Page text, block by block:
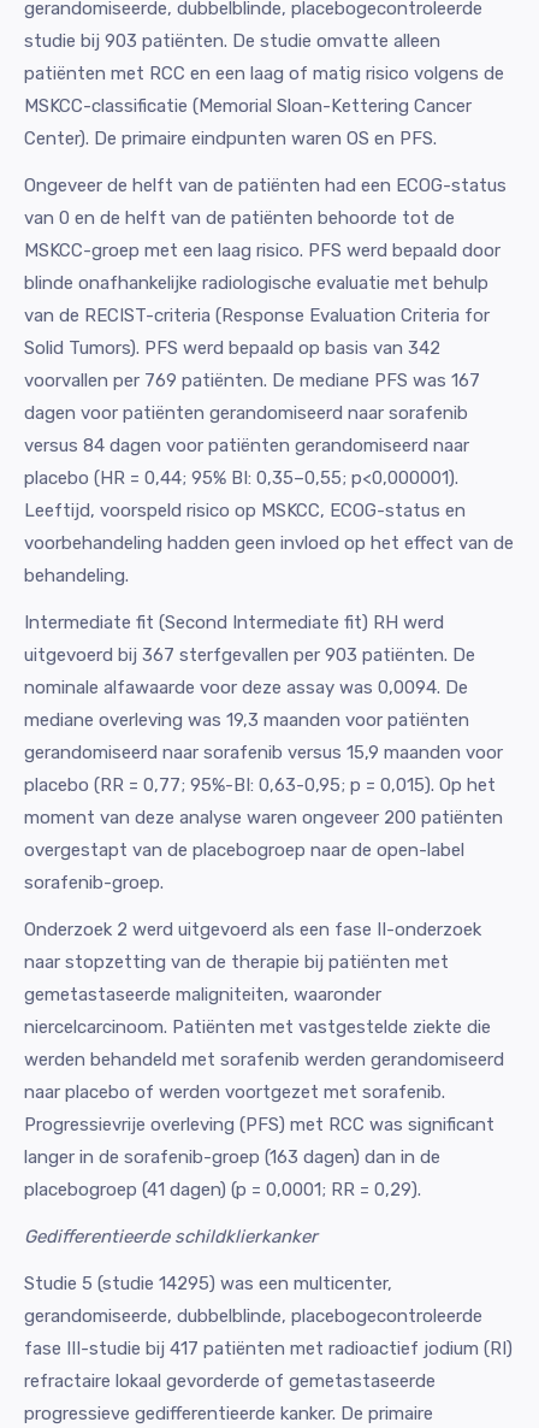
gerandomiseerde, dubbelblinde, placebogecontroleerde
studie bij 903 patiënten. De studie omvatte alleen
patiënten met RCC en een laag of matig risico volgens de
MSKCC-classificatie (Memorial Sloan-Kettering Cancer
Center). De primaire eindpunten waren OS en PFS.
Ongeveer de helft van de patiënten had een ECOG-status
van 0 en de helft van de patiënten behoorde tot de
MSKCC-groep met een laag risico. PFS werd bepaald door
blinde onafhankelijke radiologische evaluatie met behulp
van de RECIST-criteria (Response Evaluation Criteria for
Solid Tumors). PFS werd bepaald op basis van 342
voorvallen per 769 patiënten. De mediane PFS was 167
dagen voor patiënten gerandomiseerd naar sorafenib
versus 84 dagen voor patiënten gerandomiseerd naar
placebo (HR = 0,44; 95% BI: 0,35–0,55; p<0,000001).
Leeftijd, voorspeld risico op MSKCC, ECOG-status en
voorbehandeling hadden geen invloed op het effect van de
behandeling.
Intermediate fit (Second Intermediate fit) RH werd
uitgevoerd bij 367 sterfgevallen per 903 patiënten. De
nominale alfawaarde voor deze assay was 0,0094. De
mediane overleving was 19,3 maanden voor patiënten
gerandomiseerd naar sorafenib versus 15,9 maanden voor
placebo (RR = 0,77; 95%-BI: 0,63-0,95; p = 0,015). Op het
moment van deze analyse waren ongeveer 200 patiënten
overgestapt van de placebogroep naar de open-label
sorafenib-groep.
Onderzoek 2 werd uitgevoerd als een fase II-onderzoek
naar stopzetting van de therapie bij patiënten met
gemetastaseerde maligniteiten, waaronder
niercelcarcinoom. Patiënten met vastgestelde ziekte die
werden behandeld met sorafenib werden gerandomiseerd
naar placebo of werden voortgezet met sorafenib.
Progressievrije overleving (PFS) met RCC was significant
langer in de sorafenib-groep (163 dagen) dan in de
placebogroep (41 dagen) (p = 0,0001; RR = 0,29).
Gedifferentieerde schildklierkanker
Studie 5 (studie 14295) was een multicenter,
gerandomiseerde, dubbelblinde, placebogecontroleerde
fase III-studie bij 417 patiënten met radioactief jodium (RI)
refractaire lokaal gevorderde of gemetastaseerde
progressieve gedifferentieerde kanker. De primaire